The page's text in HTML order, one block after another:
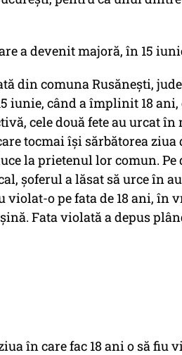
a devenit majoră, în 15
din comuna Rusăneşti,
iunie, când a împlinit 18 ani,
cele două fete au urcat
tocmai îşi sărbătorea ziua
la prietenul lor comun.
şoferul a lăsat să urce în
violat-o pe fata de 18 ani, în
Fata violată a depus
în care fac 18 ani o să fiu